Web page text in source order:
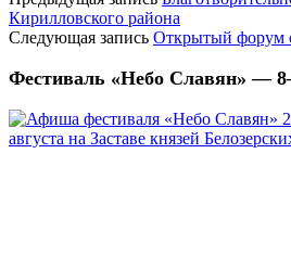
Кирилловского района
Следующая запись Открытый форум
Фестиваль «Небо Славян» —